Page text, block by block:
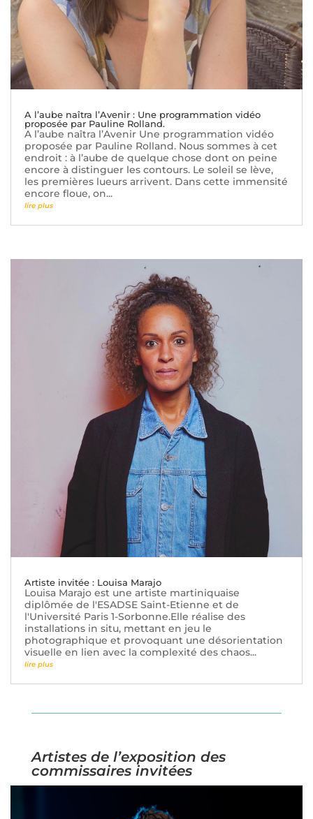
A l’aube naîtra l’Avenir : Une programmation vidéo
proposée par Pauline Rolland.
A l’aube naîtra l’Avenir Une programmation vidéo
proposée par Pauline Rolland. Nous sommes à cet
endroit : à l’aube de quelque chose dont on peine
encore à distinguer les contours. Le soleil se lève,
les premières lueurs arrivent. Dans cette immensité
encore floue, on...
lire plus
Artiste invitée : Louisa Marajo
Louisa Marajo est une artiste martiniquaise
diplômée de l'ESADSE Saint-Etienne et de
l'Université Paris 1-Sorbonne.Elle réalise des
installations in situ, mettant en jeu le
photographique et provoquant une désorientation
visuelle en lien avec la complexité des chaos...
lire plus
Artistes de l’exposition des
commissaires invitées